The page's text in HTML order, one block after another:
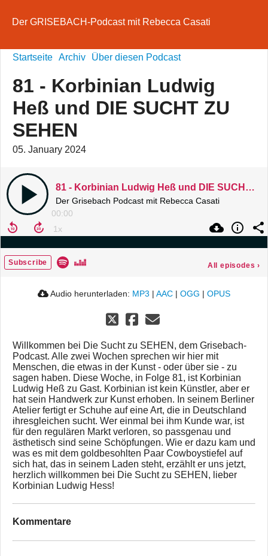
Der GRISEBACH-Podcast mit Rebecca Casati
Startseite Archiv Über diesen Podcast
81 - Korbinian Ludwig
Heß und DIE SUCHT ZU
SEHEN
05. January 2024
81 - Korbinian Ludwig Heß und DIE SUCHT ZU SEHEN
Der Grisebach Podcast mit Rebecca Casati
00:00
Subscribe All episodes ›
Audio herunterladen: MP3 | AAC | OGG | OPUS
Willkommen bei Die Sucht zu SEHEN, dem Grisebach-
Podcast. Alle zwei Wochen sprechen wir hier mit
Menschen, die etwas in der Kunst - oder über sie - zu
sagen haben. Diese Woche, in Folge 81, ist Korbinian
Ludwig Heß zu Gast. Korbinian ist kein Künstler, aber er
hat sein Handwerk zur Kunst erhoben. In seinem Berliner
Atelier fertigt er Schuhe auf eine Art, die in Deutschland
ihresgleichen sucht. Wer einmal bei ihm Kunde war, ist
für den regulären Markt verloren, so passgenau und
ästhetisch sind seine Schöpfungen. Wie er dazu kam und
was es mit dem goldbesohlten Paar Cowboystiefel auf
sich hat, das in seinem Laden steht, erzählt er uns jetzt,
herzlich willkommen bei Die Sucht zu SEHEN, lieber
Korbinian Ludwig Hess!
Kommentare